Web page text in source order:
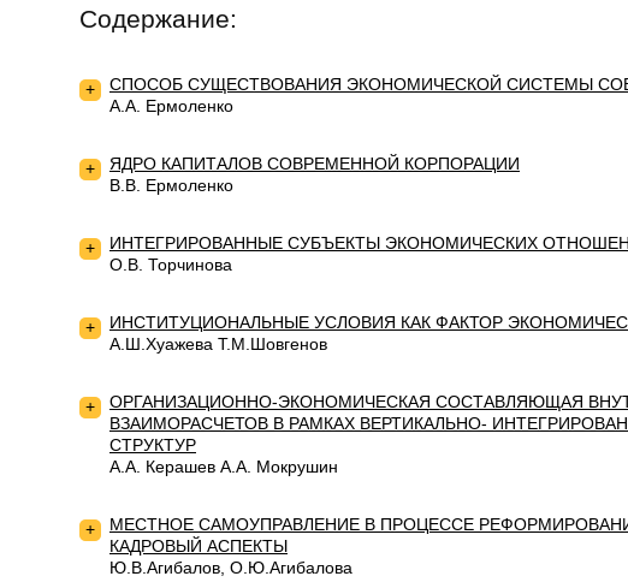
Содержание:
+ СПОСОБ СУЩЕСТВОВАНИЯ ЭКОНОМИЧЕСКОЙ СИСТЕМЫ
А.А. Ермоленко
+ ЯДРО КАПИТАЛОВ СОВРЕМЕННОЙ КОРПОРАЦИИ
В.В. Ермоленко
+ ИНТЕГРИРОВАННЫЕ СУБЪЕКТЫ ЭКОНОМИЧЕСКИХ
О.В. Торчинова
+ ИНСТИТУЦИОНАЛЬНЫЕ УСЛОВИЯ КАК ФАКТОР
А.Ш.Хуажева Т.М.Шовгенов
+
ОРГАНИЗАЦИОННО-ЭКОНОМИЧЕСКАЯ СОСТАВЛЯЮЩАЯ
ВЗАИМОРАСЧЕТОВ В РАМКАХ ВЕРТИКАЛЬНО-
СТРУКТУР
А.А. Керашев А.А. Мокрушин
+
МЕСТНОЕ САМОУПРАВЛЕНИЕ В ПРОЦЕССЕ
КАДРОВЫЙ АСПЕКТЫ
Ю.В.Агибалов, О.Ю.Агибалова